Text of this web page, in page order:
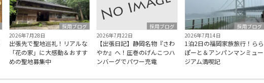
採用ブログ
2026年7月28日
出張先で聖地巡礼！リアルな
「花の家」に大感動＆おすす
めの聖地募集中
採用ブログ
2026年7月22日
【出張日記】静岡名物『さわ
やか』へ！圧巻のげんこつハ
ンバーグでパワー充電
採用ブログ
2026年7月14日
1泊2日の福岡家族旅行！らら
ぽーと＆アンパンマンミュー
ジアム満喫記